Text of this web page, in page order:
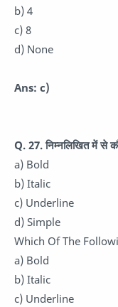
b) 4
c) 8
d) None
Ans: c)
Q. 27. निम्नलिखित में से
a) Bold
b) Italic
c) Underline
d) Simple
Which Of The
a) Bold
b) Italic
c) Underline